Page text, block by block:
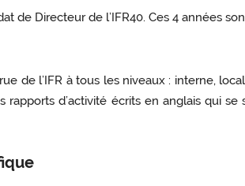
de Directeur de l’IFR40. Ces 4 années
de l’IFR à tous les niveaux : interne,
rapports d’activité écrits en anglais qui